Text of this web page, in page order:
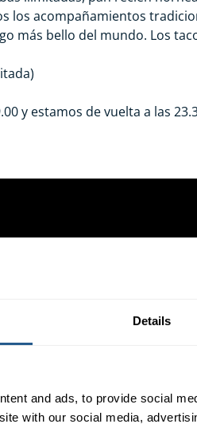
Details
and ads, to provide social
with our social media,
los acompañamientos
más bello del mundo. Los
y estamos de vuelta a las